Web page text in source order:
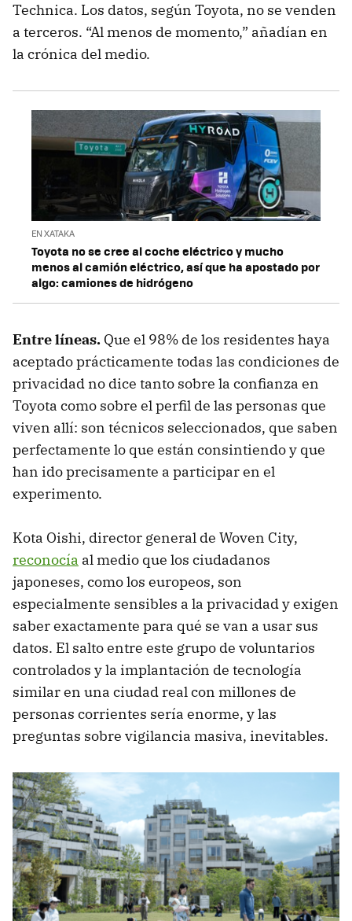
Technica. Los datos, según Toyota, no se venden
a terceros. “Al menos de momento,” añadían en
la crónica del medio.
EN XATAKA
Toyota no se cree al coche eléctrico y mucho
menos al camión eléctrico, así que ha apostado por
algo: camiones de hidrógeno
Entre líneas. Que el 98% de los residentes haya
aceptado prácticamente todas las condiciones de
privacidad no dice tanto sobre la confianza en
Toyota como sobre el perfil de las personas que
viven allí: son técnicos seleccionados, que saben
perfectamente lo que están consintiendo y que
han ido precisamente a participar en el
experimento.
Kota Oishi, director general de Woven City,
reconocía al medio que los ciudadanos
japoneses, como los europeos, son
especialmente sensibles a la privacidad y exigen
saber exactamente para qué se van a usar sus
datos. El salto entre este grupo de voluntarios
controlados y la implantación de tecnología
similar en una ciudad real con millones de
personas corrientes sería enorme, y las
preguntas sobre vigilancia masiva, inevitables.